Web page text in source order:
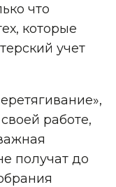
что
которые
учет
работе,
получат до